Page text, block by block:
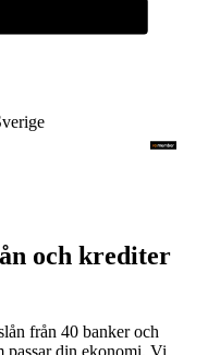
och krediter
från 40 banker och
passar din ekonomi. Vi